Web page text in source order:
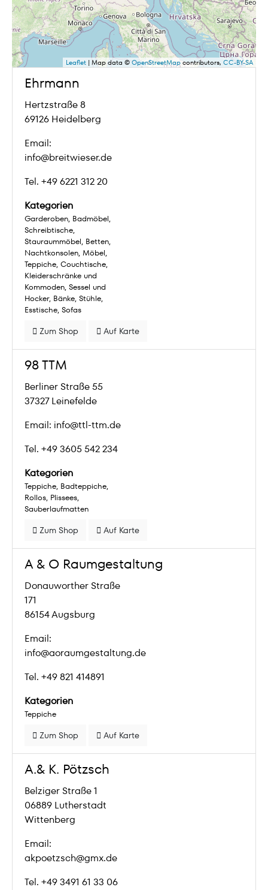
Leaflet | Map data ©OpenStreetMapcontributors, CC-BY-SA
Ehrmann
Hertzstraße 8
69126 Heidelberg
Email:
info@breitwieser.de
Tel. +49 6221 312 20
Kategorien
Garderoben Badmöbel
Schreibtische
Stauraummöbel Betten
Nachtkonsolen Möbel
Teppiche Couchtische
Kleiderschränke und
Kommoden Sessel und
Hocker Bänke Stühle
Esstische Sofas
Zum Shop Auf Karte
98 TTM
Berliner Straße 55
37327 Leinefelde
Email: info@ttl-ttm.de
Tel. +49 3605 542 234
Kategorien
Teppiche Badteppiche
Rollos Plissees
Sauberlaufmatten
Zum Shop Auf Karte
A & O Raumgestaltung
Donauworther Straße
171
86154 Augsburg
Email:
info@aoraumgestaltung.de
Tel. +49 821 414891
Kategorien
Teppiche
Zum Shop Auf Karte
A.& K. Pötzsch
Belziger Straße 1
06889 Lutherstadt
Wittenberg
Email:
akpoetzsch@gmx.de
Tel. +49 3491 61 33 06